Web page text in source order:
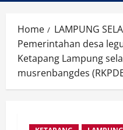
Home
LAMPUNG
Pemerintahan desa
Ketapang Lampung
musrenbangdes